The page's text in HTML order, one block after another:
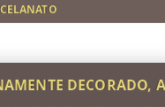
DECORADO,